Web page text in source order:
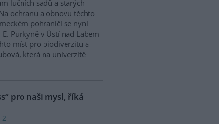
lučních sadů a starých
ochranu a obnovu těchto
pohraničí se nyní
Purkyně v Ústí nad Labem
míst pro biodiverzitu a
která na univerzitě
pro naši mysl, říká
2